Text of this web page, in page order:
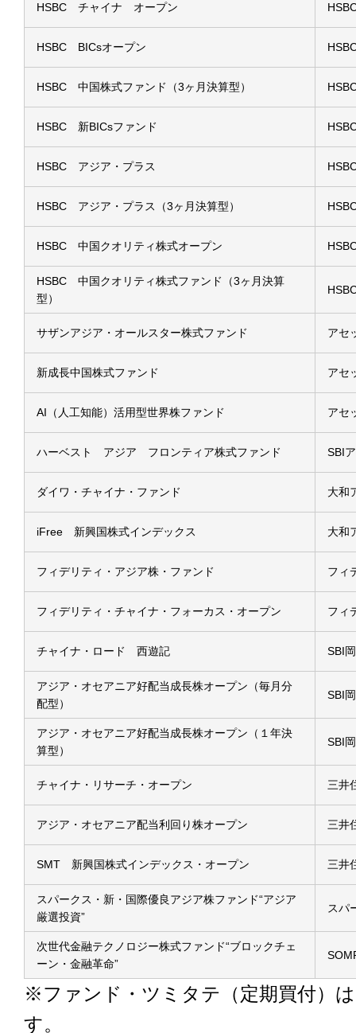
HSBC チャイナ オープン
HSBC BICsオープン
HSBC 中国株式ファンド（3ヶ月決算型）
HSBC 新BICsファンド
HSBC アジア・プラス
HSBC アジア・プラス（3ヶ月決算型）
HSBC 中国クオリティ株式オープン
HSBC 中国クオリティ株式ファンド（3ヶ月決算
型）
サザンアジア・オールスター株式ファンド アセ
新成長中国株式ファンド アセ
AI（人工知能）活用型世界株ファンド アセ
ハーベスト アジア フロンティア株式ファンド SBI
ダイワ・チャイナ・ファンド 大和
iFree 新興国株式インデックス 大和
フィデリティ・アジア株・ファンド フィ
フィデリティ・チャイナ・フォーカス・オープン フィ
チャイナ・ロード 西遊記 SBI
アジア・オセアニア好配当成長株オープン（毎月分
配型）
SBI
アジア・オセアニア好配当成長株オープン（１年決
算型）
SBI
チャイナ・リサーチ・オープン 三井
アジア・オセアニア配当利回り株オープン 三井
SMT 新興国株式インデックス・オープン 三井
スパークス・新・国際優良アジア株ファンド“アジア
厳選投資”
スパ
次世代金融テクノロジー株式ファンド“ブロックチェ
ーン・金融革命”
※ファンド・ツミタテ（定期買付）
す。